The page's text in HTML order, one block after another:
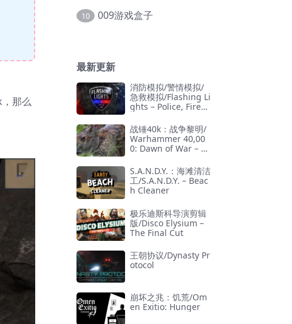
那么
10 009游戏盒子
最新更新
消防模拟/警情模拟/
急救模拟/Flashing Li
ghts – Police, Firefi
Services Simulator
战锤40k：战争黎明/
Warhammer 40,00
0: Dawn of War – D
S.A.N.D.Y.：海滩清洁
工/S.A.N.D.Y. – Beac
h Cleaner
极乐迪斯科导演剪辑
版/Disco Elysium –
The Final Cut
王朝协议/Dynasty Pr
otocol
崩坏之兆：饥荒/Om
en Exitio: Hunger